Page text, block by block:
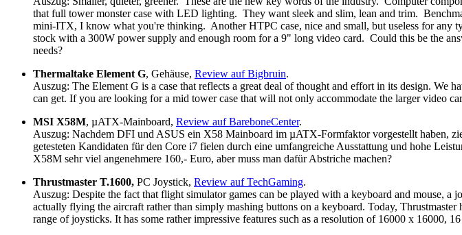
that full tower monster case with LED lighting. They want sleek and slim, lean and trim.
mini-ITX, I know what you're thinking. Another HTPC case, nice and small, but useless for any
stock with a 300W power supply and enough room for a 9" long video card. Could this be the
needs?
Thermaltake Element G, Gehäuse, Review auf Bigbruin.
Auszug: The Element G is a case that reflects a great deal of thought and effort in its design. We
can get. If you are looking for a mid tower case that will not only accommodate the larger video
MSI X58M, µATX-Mainboard, Review auf BareboneCenter.
Auszug: Nachdem DFI und ASUS ein X58 Mainboard im µATX-Formfaktor vorgestellt haben,
getesteten Kandidaten für den Core i7 fielen durch eine umfangreiche Ausstattung und hohe
X58M sehr viel angenehmere 160,- Euro, aber muss man dafür Abstriche machen?
Thrustmaster T.1600, PC Joystick, Review auf TechGaming.
Auszug: Despite the fact that flight simulator games can be played with a keyboard and mouse,
actually flying the aircraft rather than simply mashing buttons on a keyboard. Today,
range of joysticks. It has some rather impressive features such as a resolution of 16000 x 16000,